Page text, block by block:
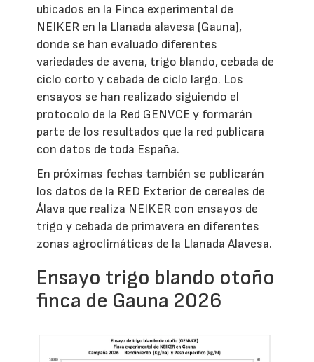
ubicados en la Finca experimental de
NEIKER en la Llanada alavesa (Gauna),
donde se han evaluado diferentes
variedades de avena, trigo blando, cebada de
ciclo corto y cebada de ciclo largo. Los
ensayos se han realizado siguiendo el
protocolo de la Red GENVCE y formarán
parte de los resultados que la red publicara
con datos de toda España.
En próximas fechas también se publicarán
los datos de la RED Exterior de cereales de
Álava que realiza NEIKER con ensayos de
trigo y cebada de primavera en diferentes
zonas agroclimáticas de la Llanada Alavesa.
Ensayo trigo blando otoño
finca de Gauna 2026